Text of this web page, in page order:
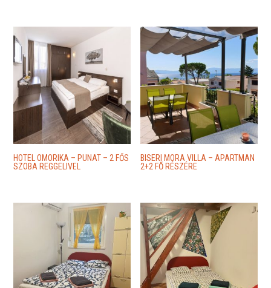
HOTEL OMORIKA – PUNAT – 2 FŐS
SZOBA REGGELIVEL
BISERI MORA VILLA – APARTMAN
2+2 FŐ RÉSZÉRE